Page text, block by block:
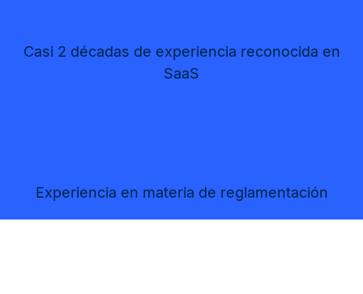
Casi 2 décadas de experiencia reconocida en
SaaS
Experiencia en materia de reglamentación